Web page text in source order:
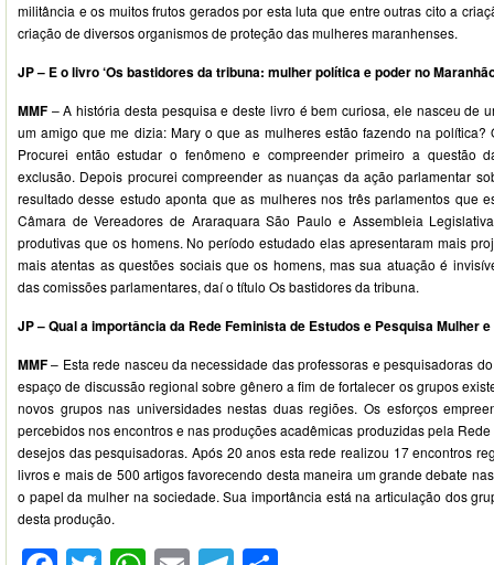
militância e os muitos frutos gerados por esta luta que entre outras cito a
criação de diversos organismos de proteção das mulheres maranhenses.
JP – E o livro ‘Os bastidores da tribuna: mulher política e poder no
MMF – A história desta pesquisa e deste livro é bem curiosa, ele nasceu de
um amigo que me dizia: Mary o que as mulheres estão fazendo na
Procurei então estudar o fenômeno e compreender primeiro a questão
exclusão. Depois procurei compreender as nuanças da ação parlamentar
resultado desse estudo aponta que as mulheres nos três parlamentos que
Câmara de Vereadores de Araraquara São Paulo e Assembleia
produtivas que os homens. No período estudado elas apresentaram mais
mais atentas as questões sociais que os homens, mas sua atuação é
das comissões parlamentares, daí o título Os bastidores da tribuna.
JP – Qual a importância da Rede Feminista de Estudos e Pesquisa Mulher
MMF– Esta rede nasceu da necessidade das professoras e pesquisadoras
espaço de discussão regional sobre gênero a fim de fortalecer os grupos
novos grupos nas universidades nestas duas regiões. Os esforços
percebidos nos encontros e nas produções acadêmicas produzidas pela
desejos das pesquisadoras. Após 20 anos esta rede realizou 17 encontros
livros e mais de 500 artigos favorecendo desta maneira um grande debate
o papel da mulher na sociedade. Sua importância está na articulação dos
desta produção.